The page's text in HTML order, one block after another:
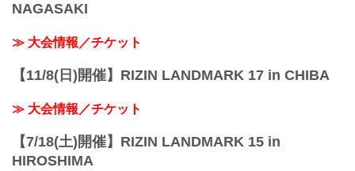
NAGASAKI
≫ 大会情報／チケット
【11/8(日)開催】RIZIN LANDMARK 17 in CHIBA
≫ 大会情報／チケット
【7/18(土)開催】RIZIN LANDMARK 15 in
HIROSHIMA